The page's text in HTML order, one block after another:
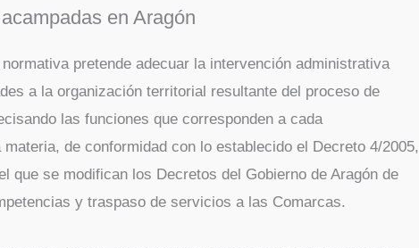
en Aragón
pretende adecuar la intervención administrativa
a la organización territorial resultante del proceso de
las funciones que corresponden a cada
de conformidad con lo establecido el Decreto 4/2005,
que se modifican los Decretos del Gobierno de Aragón de
y traspaso de servicios a las Comarcas.